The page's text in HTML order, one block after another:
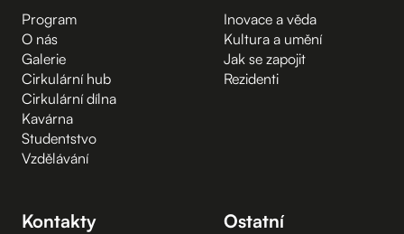
Program
O nás
Galerie
Cirkulární hub
Cirkulární dílna
Kavárna
Studentstvo
Vzdělávání
Inovace a věda
Kultura a umění
Jak se zapojit
Rezidenti
Kontakty Ostatní